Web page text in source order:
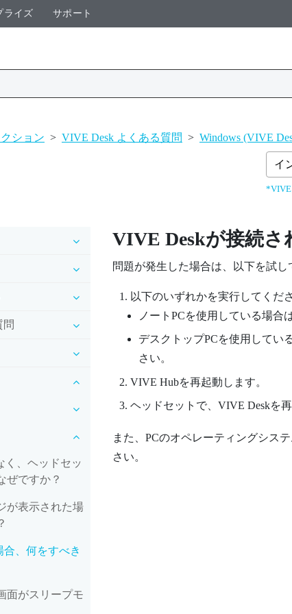
ライズ サポート
ション > VIVE Desk よくある質問 > Windows (VIVE
イ
*VIVE
問
く、ヘッドセッ
ぜですか？
が表示された場
、何をすべき
面がスリープモ
VIVE Deskが接続さ
問題が発生した場合は、以下を試し
以下のいずれかを実行してくださ
ノートPCを使用している場合
デスクトップPCを使用してい
さい。
VIVE Hubを再起動します。
ヘッドセットで、 VIVE Deskを
また、PCのオペレーティングシス
さい。